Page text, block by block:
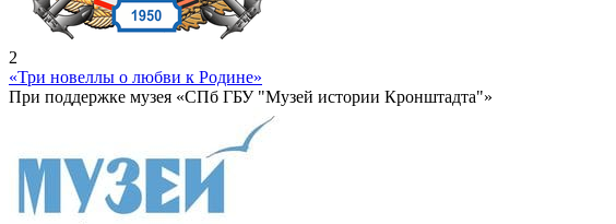
2
«Три новеллы о любви к Родине»
При поддержке музея «СПб ГБУ "Музей истории Кронштадта"»